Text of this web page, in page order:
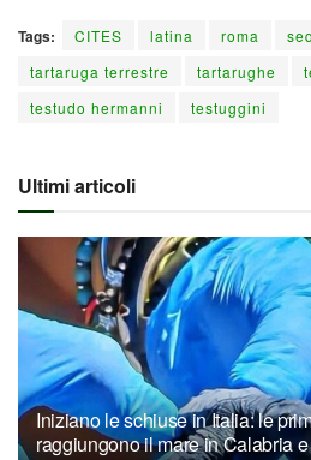
Tags: CITES latina roma
tartaruga terrestre
tartarughe
testudo hermanni
testuggini
Ultimi articoli
Iniziano le schiuse in Italia: le
raggiungono il mare in Calabria